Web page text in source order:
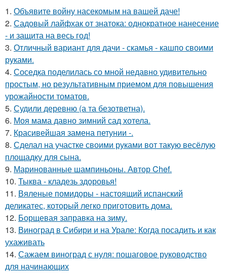
1. Объявите войну насекомым на вашей даче!
2. Садовый лайфхак от знатока: однократное нанесение
- и защита на весь год!
3. Отличный вариант для дачи - скамья - кашпо своими
руками.
4. Соседка поделилась со мной недавно удивительно
простым, но результативным приемом для повышения
урожайности томатов.
5. Судили деревню (а та безответна).
6. Моя мама давно зимний сад хотела.
7. Красивейшая замена петунии -.
8. Сделал на участке своими руками вот такую весёлую
площадку для сына.
9. Маринованные шампиньоны. Автор Chef.
10. Тыква - кладезь здоровья!
11. Вяленые помидоры - настоящий испанский
деликатес, который легко приготовить дома.
12. Борщевая заправка на зиму.
13. Виноград в Сибири и на Урале: Когда посадить и как
ухаживать
14. Сажаем виноград с нуля: пошаговое руководство
для начинающих